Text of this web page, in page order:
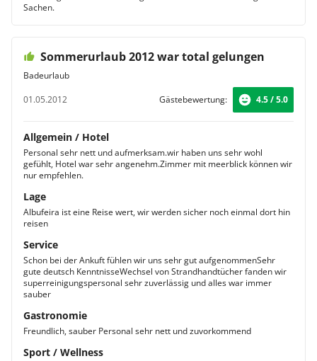
Sachen.
Sommerurlaub 2012 war total gelungen
Badeurlaub
01.05.2012
Gästebewertung: 4.5 / 5.0
Allgemein / Hotel
Personal sehr nett und aufmerksam.wir haben uns sehr wohl
gefühlt, Hotel war sehr angenehm.Zimmer mit meerblick können wir
nur empfehlen.
Lage
Albufeira ist eine Reise wert, wir werden sicher noch einmal dort hin
reisen
Service
Schon bei der Ankuft fühlen wir uns sehr gut aufgenommenSehr
gute deutsch KenntnisseWechsel von Strandhandtücher fanden wir
superreinigungspersonal sehr zuverlässig und alles war immer
sauber
Gastronomie
Freundlich, sauber Personal sehr nett und zuvorkommend
Sport / Wellness